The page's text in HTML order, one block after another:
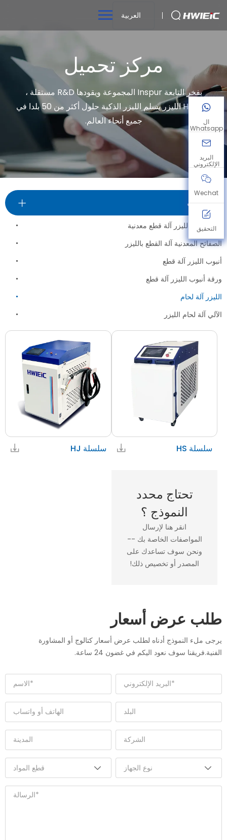
العربية
مركز تحميل
بفخر التابعة Inspur المجموعة ويقودها R&D مستقلة ،
HWlEiC الليزر يسلم الليزر الذكية حلول أكثر من 50 بلدا في
جميع أنحاء العالم.
الكتيبات
فائقة اجي الليزر آلة قطع معدنية
الصفائح المعدنية آلة القطع بالليزر
أنبوب الليزر آلة قطع
ورقة أنبوب الليزر آلة قطع
الليزر آلة لحام
الآلي آلة لحام الليزر
سلسلة HS سلسلة HJ
تحتاج محدد
النموذج ؟
انقر هنا لإرسال
المواصفات الخاصة بك --
ونحن سوف تساعدك على
المصدر أو تخصيص ذلك!
طلب عرض أسعار
يرجى ملء النموذج أدناه لطلب عرض أسعار كتالوج أو المشاورة
الفنية.فريقنا سوف نعود اليكم في غضون 24 ساعة.
ال
Whatsapp
البريد
الإلكتروني
Wechat
التحقيق